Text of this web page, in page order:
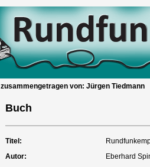
zusammengetragen von: Jürgen Tiedmann
Buch
Titel:
Autor:
Eberhard